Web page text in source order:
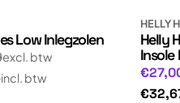
Low Inlegzolen
excl. btw
incl. btw
HELLY
Helly
Insole
prijs